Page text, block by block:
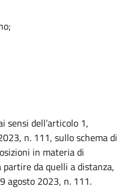
sensi dell’articolo 1,
n. 111, sullo schema di
in materia di
da quelli a distanza,
agosto 2023, n. 111.